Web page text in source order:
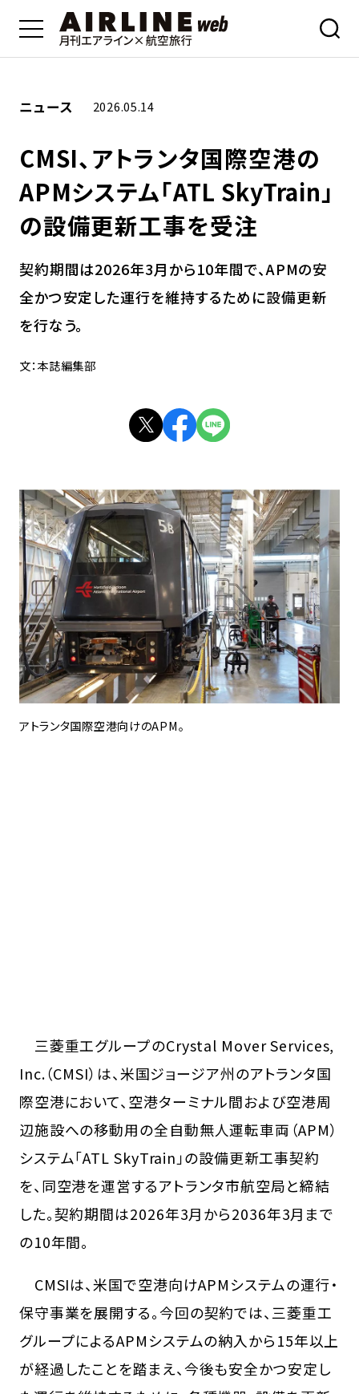
ニュース 2026.05.14
CMSI、アトランタ国際空港の
APMシステム「ATL SkyTrain」
の設備更新工事を受注
契約期間は2026年3月から10年間で、APMの安
全かつ安定した運行を維持するために設備更新
を行なう。
文：本誌編集部
アトランタ国際空港向けのAPM。
三菱重工グループのCrystal Mover Services,
Inc.（CMSI）は、米国ジョージア州のアトランタ国
際空港において、空港ターミナル間および空港周
辺施設への移動用の全自動無人運転車両（APM）
システム「ATL SkyTrain」の設備更新工事契約
を、同空港を運営するアトランタ市航空局と締結
した。契約期間は2026年3月から2036年3月まで
の10年間。
CMSIは、米国で空港向けAPMシステムの運行・
保守事業を展開する。今回の契約では、三菱重工
グループによるAPMシステムの納入から15年以上
が経過したことを踏まえ、今後も安全かつ安定し